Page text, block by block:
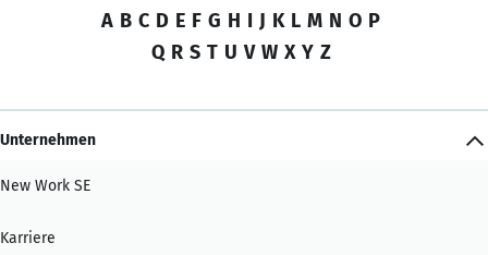
A B C D E F G H I J K L M N O P
Q R S T U V W X Y Z
Unternehmen
New Work SE
Karriere